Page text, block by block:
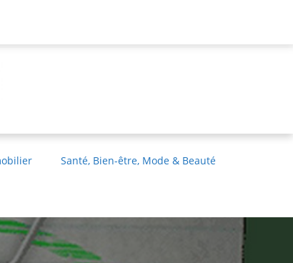
Santé, Bien-être, Mode & Beauté